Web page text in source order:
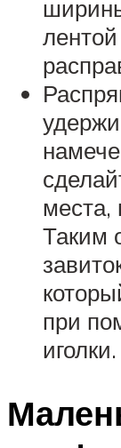
места,
Таким
при
иголки.